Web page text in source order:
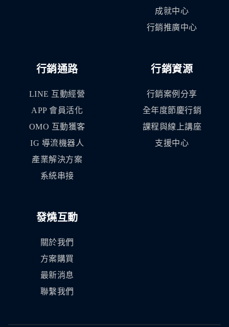
成就中心
行銷推廣中心
行銷通路
LINE 互動經營
APP 會員活化
OMO 互動獲客
IG 導流機器人
產業解決方案
系統串接
行銷資源
行銷案例分享
全年度節慶行銷
課程與線上講座
支援中心
發燒互動
關於我們
方案購買
最新消息
聯繫我們